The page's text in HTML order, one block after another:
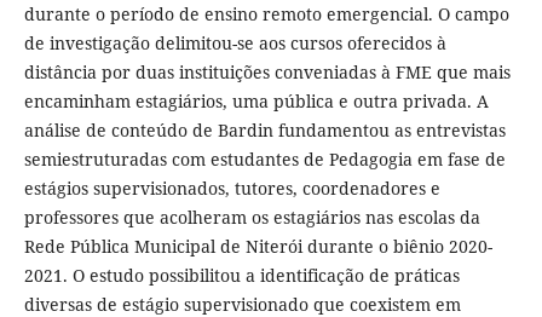
durante o período de ensino remoto emergencial. O campo
de investigação delimitou-se aos cursos oferecidos à
distância por duas instituições conveniadas à FME que mais
encaminham estagiários, uma pública e outra privada. A
análise de conteúdo de Bardin fundamentou as entrevistas
semiestruturadas com estudantes de Pedagogia em fase de
estágios supervisionados, tutores, coordenadores e
professores que acolheram os estagiários nas escolas da
Rede Pública Municipal de Niterói durante o biênio 2020-
2021. O estudo possibilitou a identificação de práticas
diversas de estágio supervisionado que coexistem em